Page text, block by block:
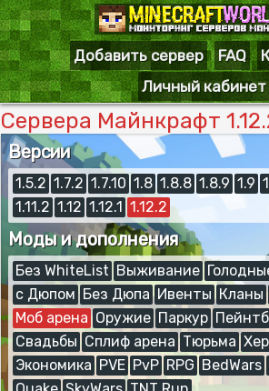
Добавить сервер FAQ
Личный кабинет
Сервера Майнкрафт
Версии
1.5.2 1.7.2 1.7.10 1.8 1.8.8 1.8.9 1.9
1.11.2 1.12 1.12.1 1.12.2
Моды и дополнения
Без WhiteList Выживание
с Дюпом Без Дюпа Ивенты Кланы
Моб арена Оружие Паркур
Свадьбы Сплиф арена Тюрьма
Экономика PVE PvP RPG BedWars